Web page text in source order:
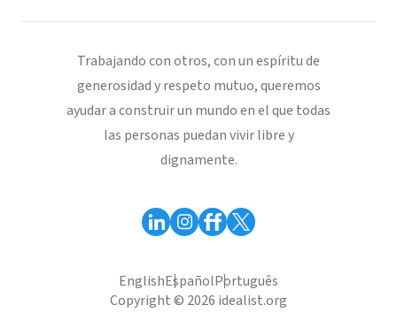
Trabajando con otros, con un espíritu de
generosidad y respeto mutuo, queremos
ayudar a construir un mundo en el que todas
las personas puedan vivir libre y
dignamente.
EnglishEspañolPortuguês
Copyright © 2026 idealist.org